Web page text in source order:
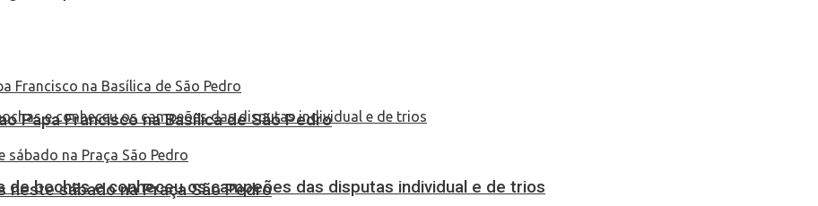
bochas e conheceu os campeões das disputas individual e de trios
Papa Francisco na Basílica de São Pedro
neste sábado na Praça São Pedro